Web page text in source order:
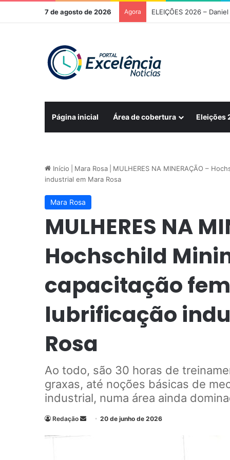
7 de agosto de 2026 Agora ELEIÇÕES 2026 –
Página inicial Área de cobertura Eleições
Início Mara Rosa
MULHERES NA MINERAÇÃO –
industrial em Mara Rosa
Mara Rosa
MULHERES NA
Hochschild
capacitação
lubrificação
Rosa
Ao todo, são 30 horas de
graxas, até noções básicas de
industrial, numa área ainda
Redação 20 de junho de 2026